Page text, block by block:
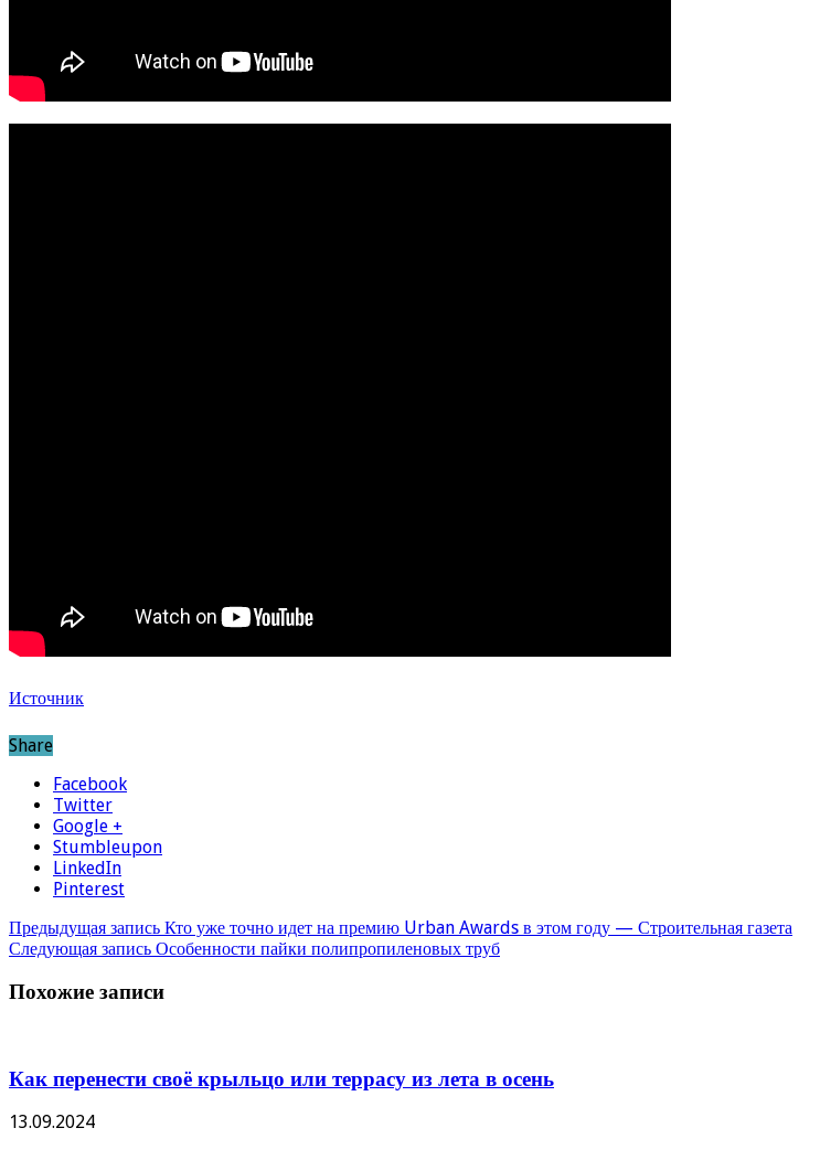
Источник
Share
Facebook
Twitter
Google +
Stumbleupon
LinkedIn
Pinterest
Предыдущая запись Кто уже точно идет на премию Urban Awards в этом году — Строительная газета
Следующая запись Особенности пайки полипропиленовых труб
Похожие записи
Как перенести своё крыльцо или террасу из лета в осень
13.09.2024